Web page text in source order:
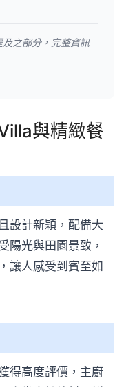
之部分，完整資訊
與精緻餐
設計新穎，配備大
陽光與田園景致，
讓人感受到賓至如
得高度評價，主廚